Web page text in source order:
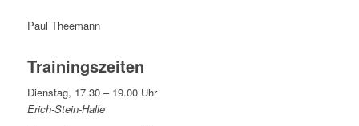
Paul Theemann
Trainingszeiten
Dienstag, 17.30 – 19.00 Uhr
Erich-Stein-Halle